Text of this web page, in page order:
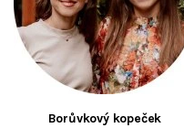
Borůvkový kopeček